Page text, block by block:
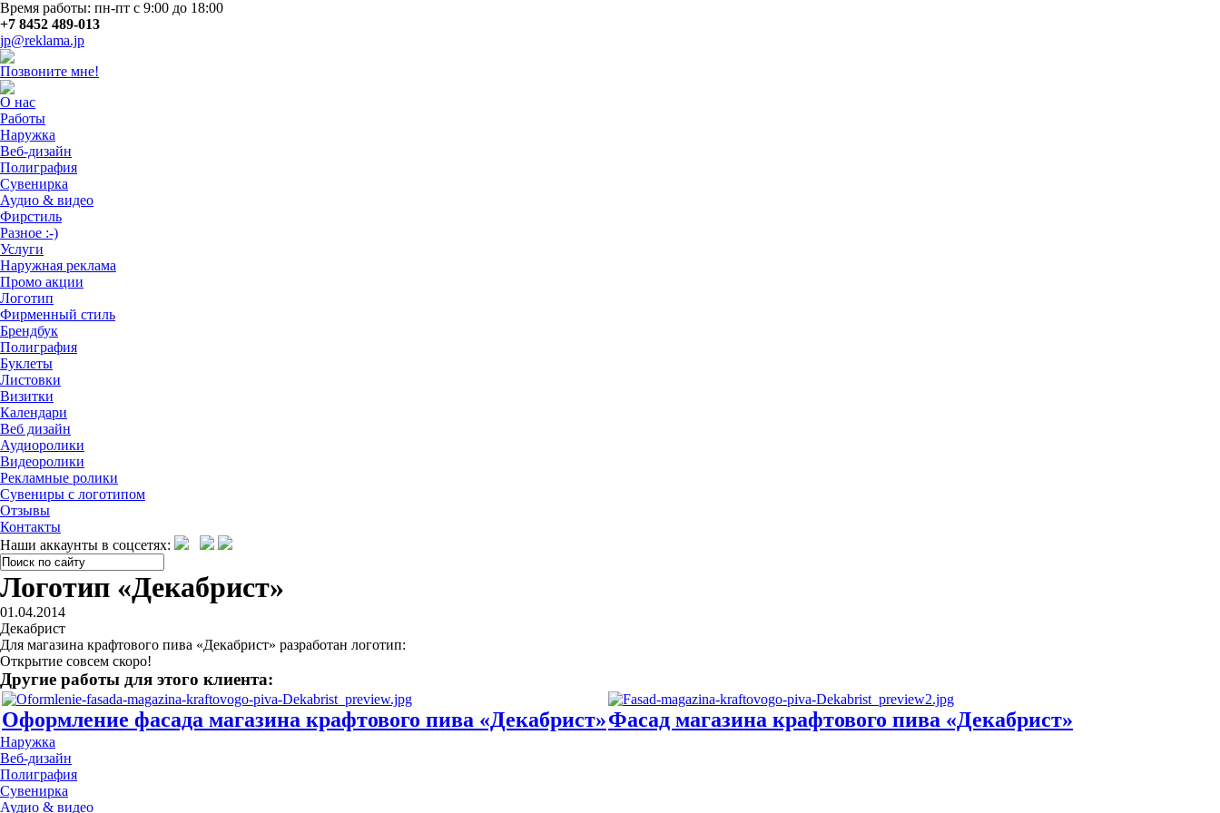
Время работы: пн-пт с 9:00 до 18:00
+7 8452 489-013
jp@reklama.jp
Позвоните мне!
О нас
Работы
Наружка
Веб-дизайн
Полиграфия
Сувенирка
Аудио & видео
Фирстиль
Разное :-)
Услуги
Наружная реклама
Промо акции
Логотип
Фирменный стиль
Брендбук
Полиграфия
Буклеты
Листовки
Визитки
Календари
Веб дизайн
Аудиоролики
Видеоролики
Рекламные ролики
Сувениры с логотипом
Отзывы
Контакты
Наши аккаунты в соцсетях:
Логотип «Декабрист»
01.04.2014
Декабрист
Для магазина крафтового пива «Декабрист» разработан логотип:
Открытие совсем скоро!
Другие работы для этого клиента:
Оформление фасада магазина крафтового пива «Декабрист»Фасад магазина крафтового пива «Декабрист»
Наружка
Веб-дизайн
Полиграфия
Сувенирка
Аудио & видео